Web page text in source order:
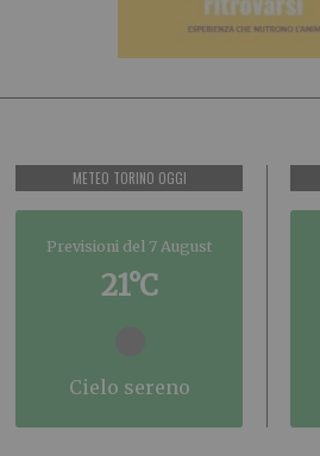
METEO TORINO OGGI
Previsioni del 7 August
21°C
cielo sereno